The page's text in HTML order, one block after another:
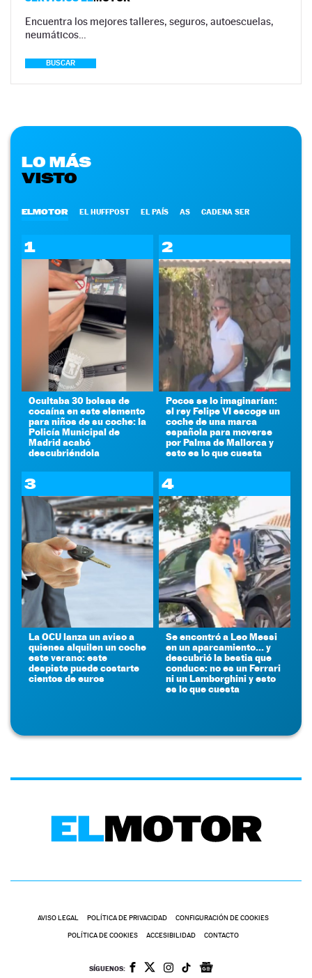
Encuentra los mejores talleres, seguros, autoescuelas,
neumáticos…
BUSCAR
LO MÁS
VISTO
ELMOTOR EL HUFFPOST EL PAÍS AS CADENA SER
1
Ocultaba 30 bolsas de
cocaína en este elemento
para niños de su coche: la
Policía Municipal de
Madrid acabó
descubriéndola
2
Pocos se lo imaginarían:
el rey Felipe VI escoge un
coche de una marca
española para moverse
por Palma de Mallorca y
esto es lo que cuesta
3
La OCU lanza un aviso a
quienes alquilen un coche
este verano: este
despiste puede costarte
cientos de euros
4
Se encontró a Leo Messi
en un aparcamiento... y
descubrió la bestia que
conduce: no es un Ferrari
ni un Lamborghini y esto
es lo que cuesta
AVISO LEGAL POLÍTICA DE PRIVACIDAD CONFIGURACIÓN DE COOKIES
POLÍTICA DE COOKIES ACCESIBILIDAD CONTACTO
SÍGUENOS: